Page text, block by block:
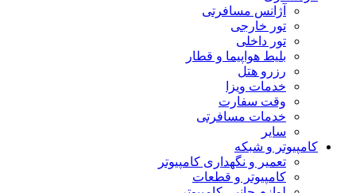
آژانس مسافرتی
تور خارجی
تور داخلی
بلیط هواپیما و قطار
رزرو هتل
خدمات ویزا
وقت سفارت
خدمات مسافرتی
سایر
کامپیوتر و شبکه
تعمیر و نگهداری کامپیوتر
کامپیوتر و قطعات